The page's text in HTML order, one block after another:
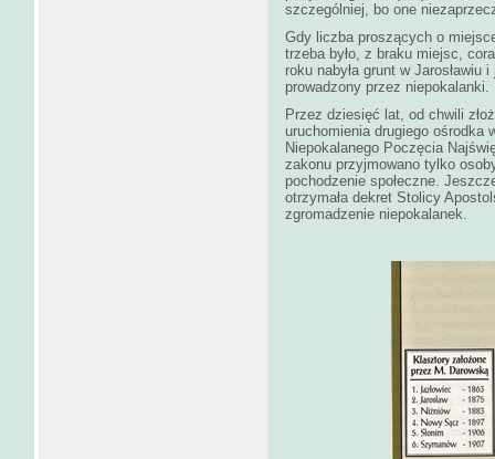
szczególniej, bo one
Gdy liczba proszących o
trzeba było, z braku miejsc,
roku nabyła grunt w Jarosławiu
prowadzony przez niepokalanki.
Przez dziesięć lat, od chwili
uruchomienia drugiego ośrodka
Niepokalanego Poczęcia
zakonu przyjmowano tylko
pochodzenie społeczne.
otrzymała dekret Stolicy
zgromadzenie niepokalanek.